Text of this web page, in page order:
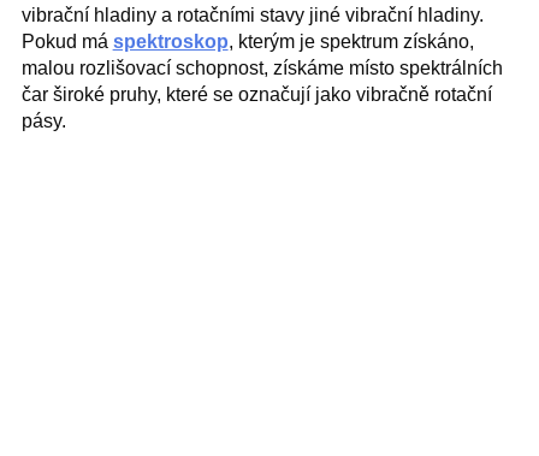
vibrační hladiny a rotačními stavy jiné vibrační hladiny.
Pokud má spektroskop, kterým je spektrum získáno,
malou rozlišovací schopnost, získáme místo spektrálních
čar široké pruhy, které se označují jako vibračně rotační
pásy.